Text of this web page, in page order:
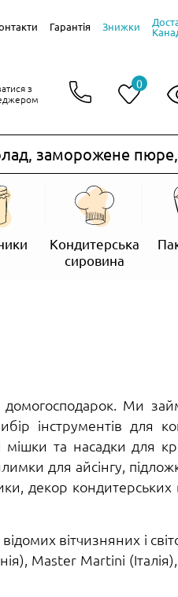
0
з
Гарантія Знижки
заморожене пюре,
Кондитерська
сировина
домогосподарок. Ми
інструментів для
та насадки для
для айсінгу,
декор кондитерських
вітчизняних і
Master Martini